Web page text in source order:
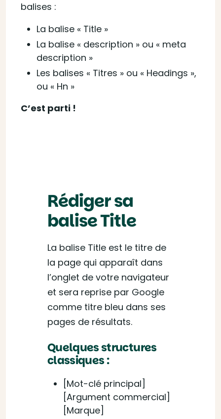
balises :
La balise « Title »
La balise « description » ou « meta
description »
Les balises « Titres » ou « Headings »,
ou « Hn »
C’est parti !
Rédiger sa
balise Title
La balise Title est le titre de
la page qui apparaît dans
l’onglet de votre navigateur
et sera reprise par Google
comme titre bleu dans ses
pages de résultats.
Quelques structures
classiques :
[Mot-clé principal]
[Argument commercial]
[Marque]